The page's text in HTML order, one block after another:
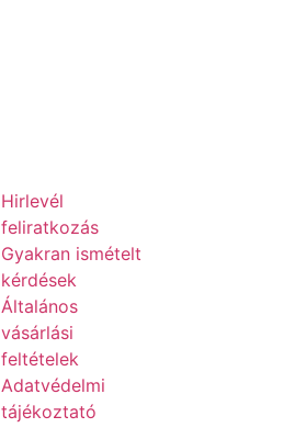
Hirlevél
feliratkozás
Gyakran ismételt
kérdések
Általános
vásárlási
feltételek
Adatvédelmi
tájékoztató